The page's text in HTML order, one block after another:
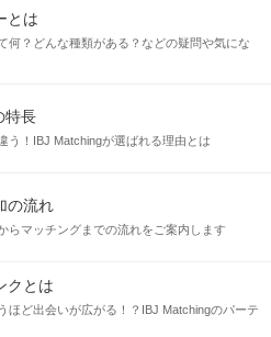
てじゃれあったり、
に行って思い出作り、
ホラー映画を見たり。
すら本当に楽しい、
たいに仲のいい関係。
を大切にしたい！
とは
何？どんな種類がある？などの疑問や気にな
特長
う！IBJ Matchingが選ばれる理由とは
の流れ
らマッチングまでの流れをご案内します
クとは
ほど出会いが広がる！？IBJ Matchingのパーテ